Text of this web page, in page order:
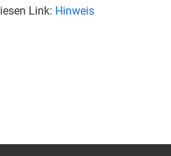
Link: Hinweis